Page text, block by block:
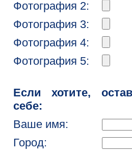
Фотография 2:
Фотография 3:
Фотография 4:
Фотография 5:
Если хотите,
себе:
Ваше имя:
Город: